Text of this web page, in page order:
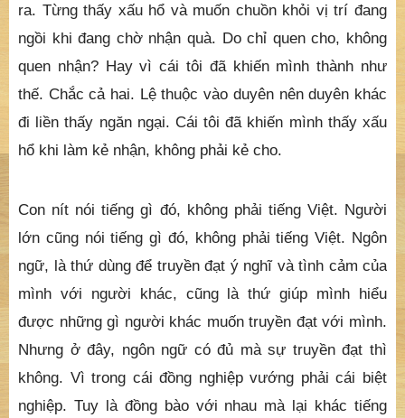
ra. Từng thấy xấu hổ và muốn chuồn khỏi vị trí đang
ngồi khi đang chờ nhận quà. Do chỉ quen cho, không
quen nhận? Hay vì cái tôi đã khiến mình thành như
thế. Chắc cả hai. Lệ thuộc vào duyên nên duyên khác
đi liền thấy ngăn ngại. Cái tôi đã khiến mình thấy xấu
hổ khi làm kẻ nhận, không phải kẻ cho.
Con nít nói tiếng gì đó, không phải tiếng Việt. Người
lớn cũng nói tiếng gì đó, không phải tiếng Việt. Ngôn
ngữ, là thứ dùng để truyền đạt ý nghĩ và tình cảm của
mình với người khác, cũng là thứ giúp mình hiểu
được những gì người khác muốn truyền đạt với mình.
Nhưng ở đây, ngôn ngữ có đủ mà sự truyền đạt thì
không. Vì trong cái đồng nghiệp vướng phải cái biệt
nghiệp. Tuy là đồng bào với nhau mà lại khác tiếng